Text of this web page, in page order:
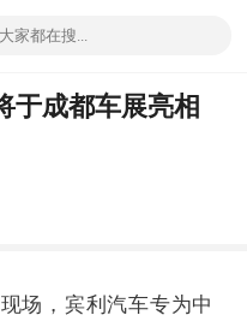
于成都车展亮相
场，宾利汽车专为中